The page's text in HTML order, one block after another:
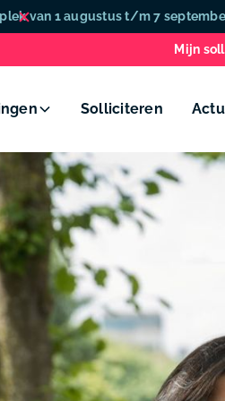
van 1 augustus t/m 7
Mijn
Solliciteren